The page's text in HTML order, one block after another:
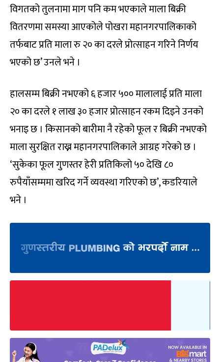
विगतको तुलनामा माग पनि कम भएकाले माला बिक्री
वितरणमा समस्या आएकोले पोखरा महानगरपालिकाको
तर्फबाट प्रति माला रु २० का दरले प्रोत्साहन गरिने निर्णय
भएको छ’ उनले भने ।
हालसम्म बिक्री नभएको ६ हजार ५०० मालालाई प्रति माला
२० का दरले १ लाख ३० हजार प्रोत्साहन रकम दिइने उनको
भनाइ छ । किसानको बारीमा नै रहेको फूल र बिक्री नभएको
माला सुरक्षित राख्न महानगरपालिकाले आग्रह गरेको छ ।
‘सुकेका फूल गुणस्तर हेरी प्रतिकिलो ५० देखि ८०
रुपैयाँसम्ममा खरिद गर्ने व्यवस्था गरिएको छ’, कडरियाले
भने ।